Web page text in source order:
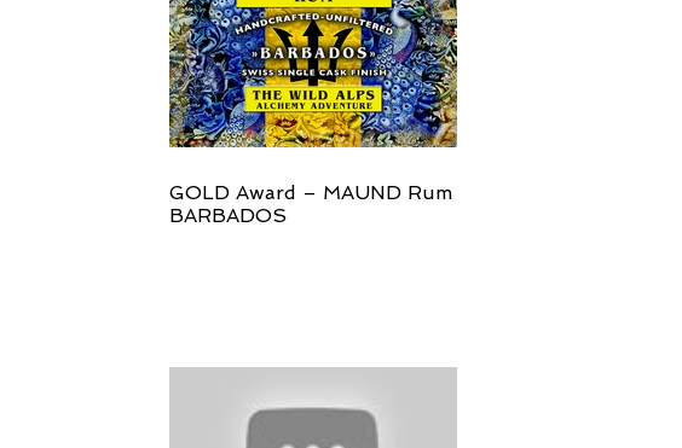
GOLD Award – MAUND Rum
BARBADOS